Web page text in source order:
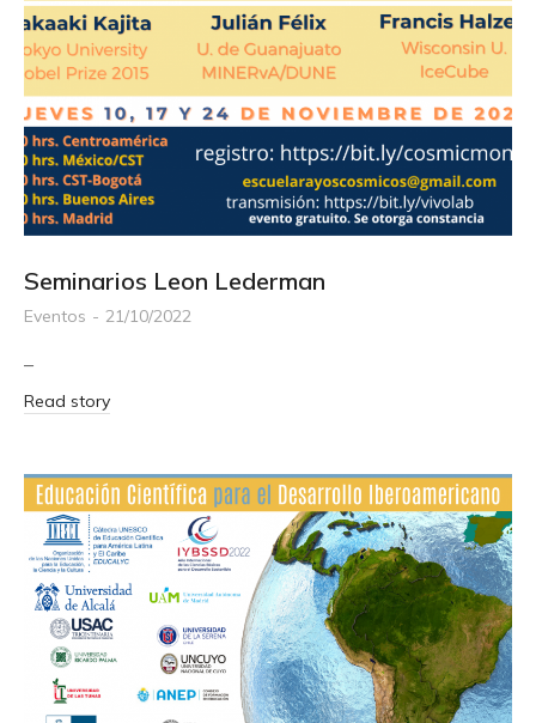
Seminarios Leon Lederman
Eventos 21/10/2022
–
Read story